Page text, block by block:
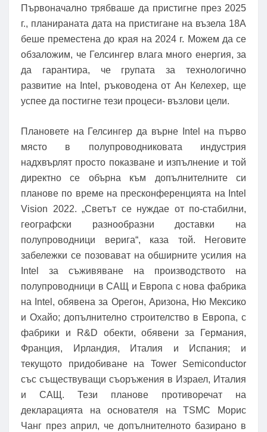
Първоначално трябваше да пристигне през 2025
г., планираната дата на пристигане на възела 18A
беше преместена до края на 2024 г. Можем да се
обзаложим, че Гелсингер влага много енергия, за
да гарантира, че групата за технологично
развитие на Intel, ръководена от Ан Келехер, ще
успее да постигне тези процеси- възлови цели.
Плановете на Гелсингер да върне Intel на първо
място в полупроводниковата индустрия
надхвърлят просто показване и изпълнение и той
директно се обърна към допълнителните си
планове по време на пресконференцията на Intel
Vision 2022. „Светът се нуждае от по-стабилни,
географски разнообразни доставки на
полупроводници верига“, каза той. Неговите
забележки се позовават на обширните усилия на
Intel за съживяване на производството на
полупроводници в САЩ и Европа с нова фабрика
на Intel, обявена за Орегон, Аризона, Ню Мексико
и Охайо; допълнително строителство в Европа, с
фабрики и R&D обекти, обявени за Германия,
Франция, Ирландия, Италия и Испания; и
текущото придобиване на Tower Semiconductor
със съществуващи съоръжения в Израел, Италия
и САЩ. Тези планове противоречат на
декларацията на основателя на TSMC Морис
Чанг през април, че допълнителното базирано в